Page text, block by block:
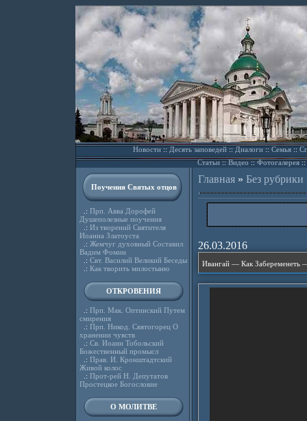
Новости::Десять заповедей::Диалоги::Семья::
Статьи::Видео ::Фотогалерея::
Поучения Святых отцов
.: Прп. Авва Дорофей
Душеполезные поучения
.: Из творений Святителя
Иоанна Златоуста
.: Жемчуг духовный Составил
Вадим Фомин
.: Свт. Василий Великий Беседы
.: Как творить милостыню
ОТКРОВЕНИЯ
.: Прп. Мак. Оптинский Путем
смирения
.: Прп. Никод. Святогорец О
хранении чувств
.: Св. Иоанн Тобольский
Божественный промысл
.: Прав. И. Кронштадтский
Живой колос
.: Прот-рей Н. Депутатов
Простецкое Богословие
О МОЛИТВЕ
Главная» Без рубрики
26.03.2016